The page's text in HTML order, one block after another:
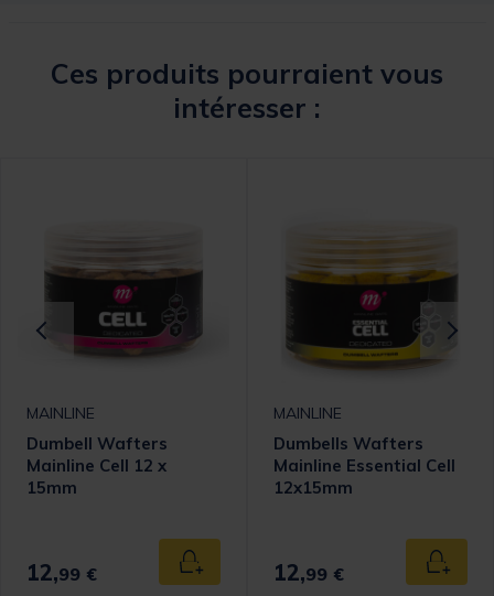
Ces produits pourraient vous
intéresser :
panier
MAINLINE
Dumbell Wafters
Mainline Cell 12 x
15mm
12,99 € Ajouter au panier
MAINLINE
Dumbells Wafters
Mainline Essential Cell
12x15mm
12,99 €